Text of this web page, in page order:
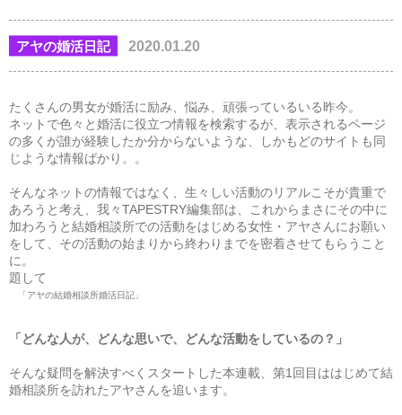
アヤの婚活日記 2020.01.20
たくさんの男女が婚活に励み、悩み、頑張っているいる昨今。
ネットで色々と婚活に役立つ情報を検索するが、表示されるページ
の多くが誰が経験したか分からないような、しかもどのサイトも同
じような情報ばかり。。
そんなネットの情報ではなく、生々しい活動のリアルこそが貴重で
あろうと考え、我々TAPESTRY編集部は、これからまさにその中に
加わろうと結婚相談所での活動をはじめる女性・アヤさんにお願い
をして、その活動の始まりから終わりまでを密着させてもらうこと
に。
題して
「アヤの結婚相談所婚活日記」
「どんな人が、どんな思いで、どんな活動をしているの？」
そんな疑問を解決すべくスタートした本連載、第1回目ははじめて結
婚相談所を訪れたアヤさんを追います。